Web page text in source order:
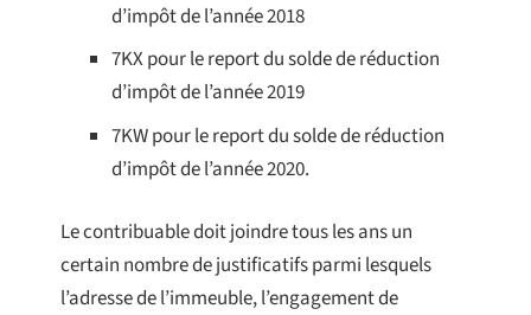
d’impôt de l’année 2018
7KX pour le report du solde de réduction
d’impôt de l’année 2019
7KW pour le report du solde de réduction
d’impôt de l’année 2020.
Le contribuable doit joindre tous les ans un
certain nombre de justificatifs parmi lesquels
l’adresse de l’immeuble, l’engagement de